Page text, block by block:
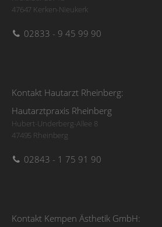
47647 Kerken-Nieukerk
02833 - 9 45 99 90
Kontakt Hautarzt Rheinberg:
Hautarztpraxis Rheinberg
Hubert-Underberg-Allee 8
47495 Rheinberg
02843 - 1 75 91 90
Kontakt Kempen Ästhetik GmbH: